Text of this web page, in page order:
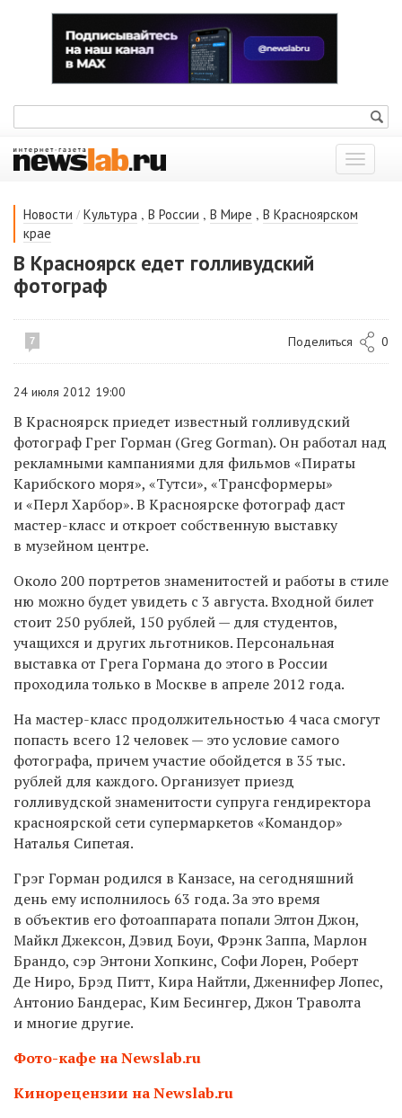
Показать
меню
Новости / Культура , В России , В Мире , В Красноярском
крае
В Красноярск едет голливудский
фотограф
7 Поделиться 0
24 июля 2012 19:00
В Красноярск приедет известный голливудский
фотограф Грег Горман (Greg Gorman). Он работал над
рекламными кампаниями для фильмов «Пираты
Карибского моря», «Тутси», «Трансформеры»
и «Перл Харбор». В Красноярске фотограф даст
мастер-класс и откроет собственную выставку
в музейном центре.
Около 200 портретов знаменитостей и работы в стиле
ню можно будет увидеть с 3 августа. Входной билет
стоит 250 рублей, 150 рублей — для студентов,
учащихся и других льготников. Персональная
выставка от Грега Гормана до этого в России
проходила только в Москве в апреле 2012 года.
На мастер-класс продолжительностью 4 часа смогут
попасть всего 12 человек — это условие самого
фотографа, причем участие обойдется в 35 тыс.
рублей для каждого. Организует приезд
голливудской знаменитости супруга гендиректора
красноярской сети супермаркетов «Командор»
Наталья Сипетая.
Грэг Горман родился в Канзасе, на сегодняшний
день ему исполнилось 63 года. За это время
в объектив его фотоаппарата попали Элтон Джон,
Майкл Джексон, Дэвид Боуи, Фрэнк Заппа, Марлон
Брандо, сэр Энтони Хопкинс, Софи Лорен, Роберт
Де Ниро, Брэд Питт, Кира Найтли, Дженнифер Лопес,
Антонио Бандерас, Ким Бесингер, Джон Траволта
и многие другие.
Фото-кафе на Newslab.ru
Кинорецензии на Newslab.ru